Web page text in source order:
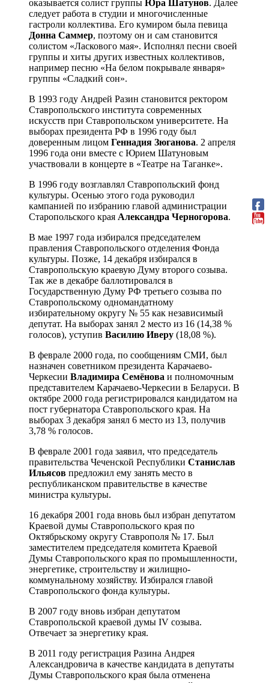
оказывается солист группы Юра Шатунов. Далее
следует работа в студии и многочисленные
гастроли коллектива. Его кумиром была певица
Донна Саммер, поэтому он и сам становится
солистом «Ласкового мая». Исполнял песни своей
группы и хиты других известных коллективов,
например песню «На белом покрывале января»
группы «Сладкий сон».
В 1993 году Андрей Разин становится ректором
Ставропольского института современных
искусств при Ставропольском университете. На
выборах президента РФ в 1996 году был
доверенным лицом Геннадия Зюганова. 2 апреля
1996 года они вместе с Юрием Шатуновым
участвовали в концерте в «Театре на Таганке».
В 1996 году возглавлял Ставропольский фонд
культуры. Осенью этого года руководил
кампанией по избранию главой администрации
Старопольского края Александра Черногорова.
В мае 1997 года избирался председателем
правления Ставропольского отделения Фонда
культуры. Позже, 14 декабря избирался в
Ставропольскую краевую Думу второго созыва.
Так же в декабре баллотировался в
Государственную Думу РФ третьего созыва по
Ставропольскому одномандатному
избирательному округу № 55 как независимый
депутат. На выборах занял 2 место из 16 (14,38 %
голосов), уступив Василию Иверу (18,08 %).
В феврале 2000 года, по сообщениям СМИ, был
назначен советником президента Карачаево-
Черкесии Владимира Семёнова и полномочным
представителем Карачаево-Черкесии в Беларуси. В
октябре 2000 года регистрировался кандидатом на
пост губернатора Ставропольского края. На
выборах 3 декабря занял 6 место из 13, получив
3,78 % голосов.
В феврале 2001 года заявил, что председатель
правительства Чеченской Республики Станислав
Ильясов предложил ему занять место в
республиканском правительстве в качестве
министра культуры.
16 декабря 2001 года вновь был избран депутатом
Краевой думы Ставропольского края по
Октябрьскому округу Ставрополя № 17. Был
заместителем председателя комитета Краевой
Думы Ставропольского края по промышленности,
энергетике, строительству и жилищно-
коммунальному хозяйству. Избирался главой
Ставропольского фонда культуры.
В 2007 году вновь избран депутатом
Ставропольской краевой думы IV созыва.
Отвечает за энергетику края.
В 2011 году регистрация Разина Андрея
Александровича в качестве кандидата в депутаты
Думы Cтавропольского края была отменена